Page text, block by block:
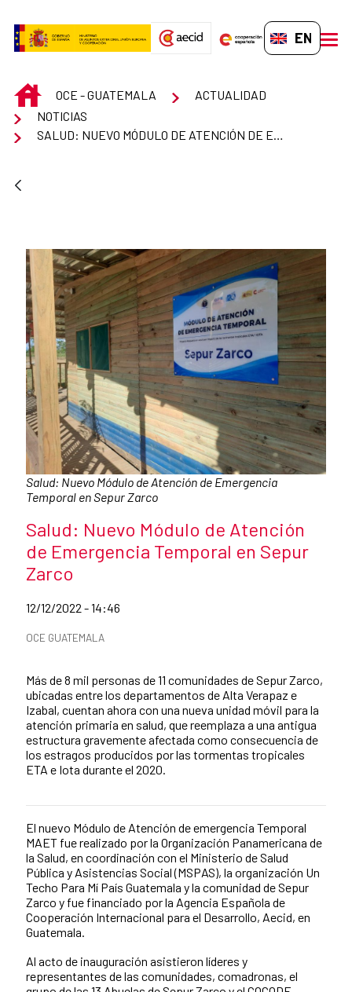
EN-GB
INICIOOCE - GUATEMALA
ACTUALIDAD
NOTICIAS
Caption:
Salud: Nuevo Módulo de Atención de Emergencia
Temporal en Sepur Zarco
News title
Salud: Nuevo Módulo de Atención
de Emergencia Temporal en Sepur
Zarco
Date of publication of the news item
12/12/2022 - 14:46
News categories
OCE GUATEMALA
Más de 8 mil personas de 11 comunidades de Sepur Zarco,
ubicadas entre los departamentos de Alta Verapaz e
Izabal, cuentan ahora con una nueva unidad móvil para la
atención primaria en salud, que reemplaza a una antigua
estructura gravemente afectada como consecuencia de
los estragos producidos por las tormentas tropicales
ETA e Iota durante el 2020.
News content
El nuevo Módulo de Atención de emergencia Temporal
MAET fue realizado por la Organización Panamericana de
la Salud, en coordinación con el Ministerio de Salud
Pública y Asistencias Social (MSPAS), la organización Un
Techo Para Mí País Guatemala y la comunidad de Sepur
Zarco y fue financiado por la Agencia Española de
Cooperación Internacional para el Desarrollo, Aecid, en
Guatemala.
Al acto de inauguración asistieron líderes y
representantes de las comunidades, comadronas, el